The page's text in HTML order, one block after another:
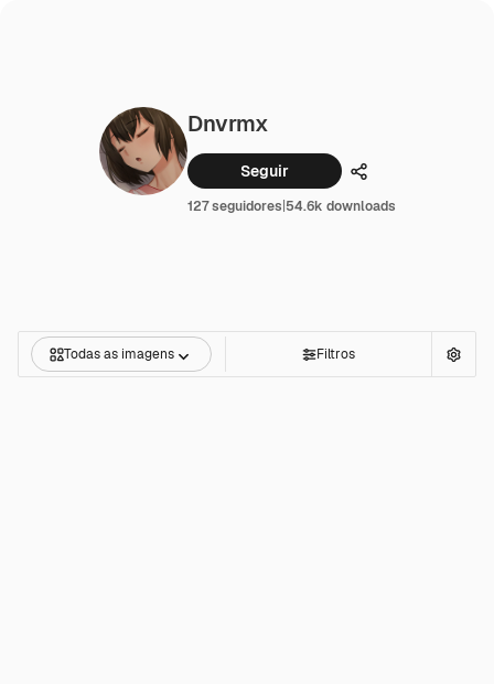
Dnvrmx
Seguir Compartilhar
127 seguidores|54.6k downloads
Todas as imagens Filtros